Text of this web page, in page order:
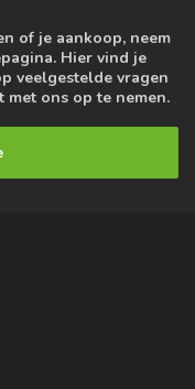
of je aankoop, neem
Hier vind je
veelgestelde vragen
ons op te nemen.